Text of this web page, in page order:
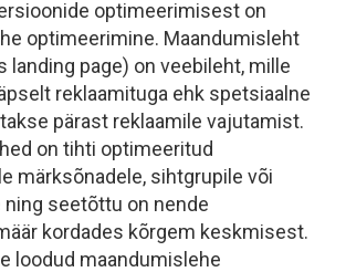
optimeerimisest on
optimeerimine. Maandumisleht
landing page) on veebileht, mille
reklaamituga ehk spetsiaalne
pärast reklaamile vajutamist.
on tihti optimeeritud
märksõnadele, sihtgrupile või
seetõttu on nende
kordades kõrgem keskmisest.
loodud maandumislehe